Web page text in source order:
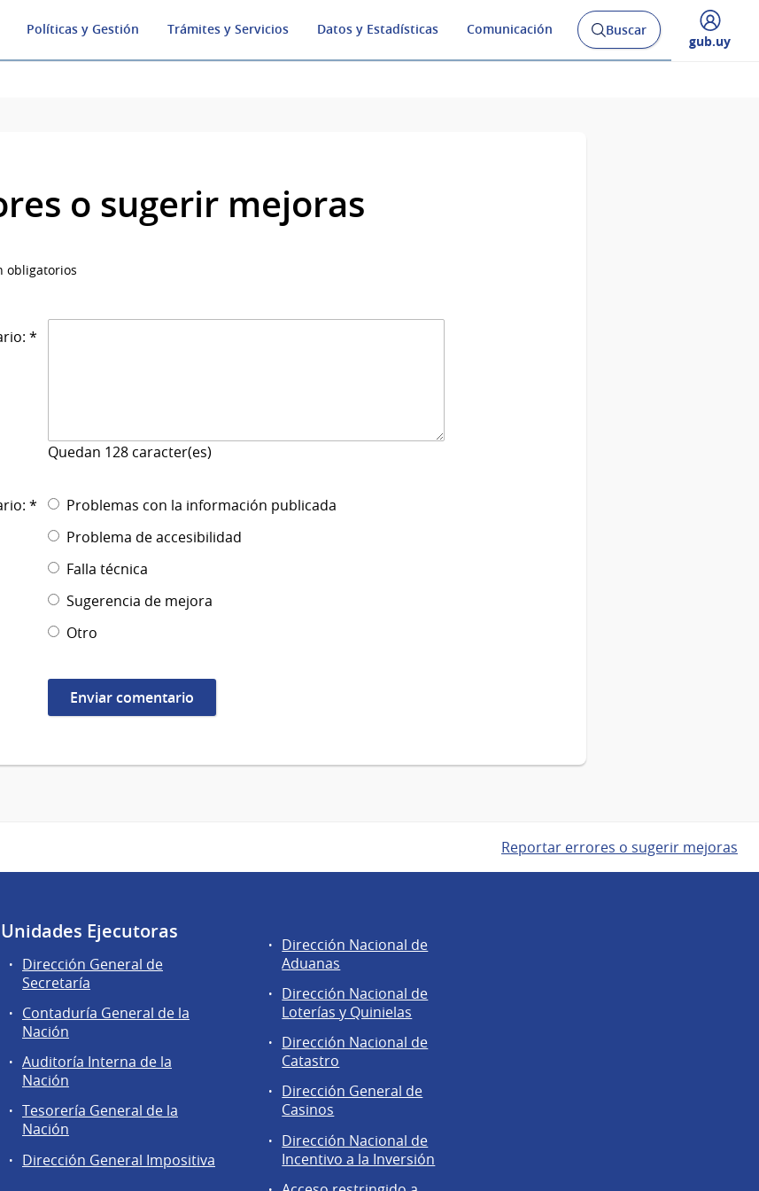
Políticas y Gestión Trámites y Servicios Datos y Estadísticas Comunicación
Abrir
buscador
Buscar
Desplegar
gub.uy
o sugerir mejoras
obligatorios
*
Quedan 128 caracter(es)
*
Problemas con la información publicada
Problema de accesibilidad
Falla técnica
Sugerencia de mejora
Otro
Reportar errores o sugerir mejoras
Unidades Ejecutoras
Dirección General de
Secretaría
Contaduría General de la
Nación
Auditoría Interna de la
Nación
Tesorería General de la
Nación
Dirección General Impositiva
Áreas
de
Dirección
General
de
Secretaría
Dirección Nacional de
Aduanas
Dirección Nacional de
Loterías y Quinielas
Dirección Nacional de
Catastro
Dirección General de
Casinos
Dirección Nacional de
Incentivo a la Inversión